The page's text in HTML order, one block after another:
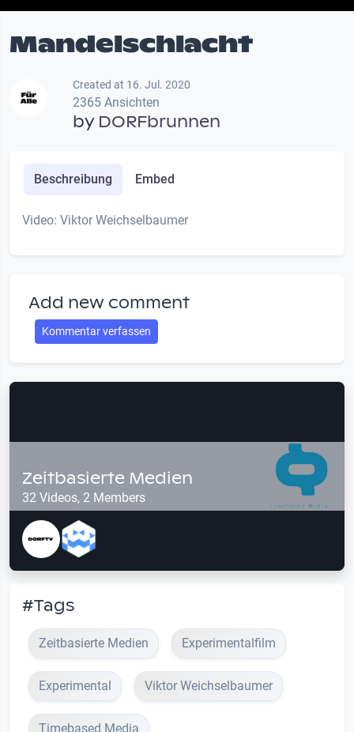
Mandelschlacht
Created at 16. Jul. 2020
2365 Ansichten
by DORFbrunnen
Beschreibung Embed
Video: Viktor Weichselbaumer
Add new comment
Kommentar verfassen
Zeitbasierte Medien
32 Videos, 2 Members
#Tags
Zeitbasierte Medien Experimentalfilm
Experimental Viktor Weichselbaumer
Timebased Media